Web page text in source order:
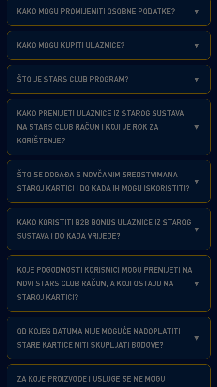
KAKO MOGU PROMIJENITI OSOBNE PODATKE?
KAKO MOGU KUPITI ULAZNICE?
ŠTO JE STARS CLUB PROGRAM?
KAKO PRENIJETI ULAZNICE IZ STAROG SUSTAVA
NA STARS CLUB RAČUN I KOJI JE ROK ZA
KORIŠTENJE?
ŠTO SE DOGAĐA S NOVČANIM SREDSTVIMANA
STAROJ KARTICI I DO KADA IH MOGU ISKORISTITI?
KAKO KORISTITI B2B BONUS ULAZNICE IZ STAROG
SUSTAVA I DO KADA VRIJEDE?
KOJE POGODNOSTI KORISNICI MOGU PRENIJETI NA
NOVI STARS CLUB RAČUN, A KOJI OSTAJU NA
STAROJ KARTICI?
OD KOJEG DATUMA NIJE MOGUĆE NADOPLATITI
STARE KARTICE NITI SKUPLJATI BODOVE?
ZA KOJE PROIZVODE I USLUGE SE NE MOGU